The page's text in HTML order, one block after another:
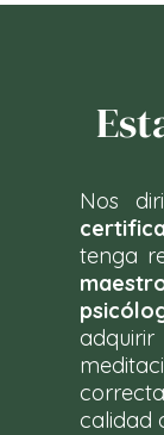
Nos
tenga
calidad